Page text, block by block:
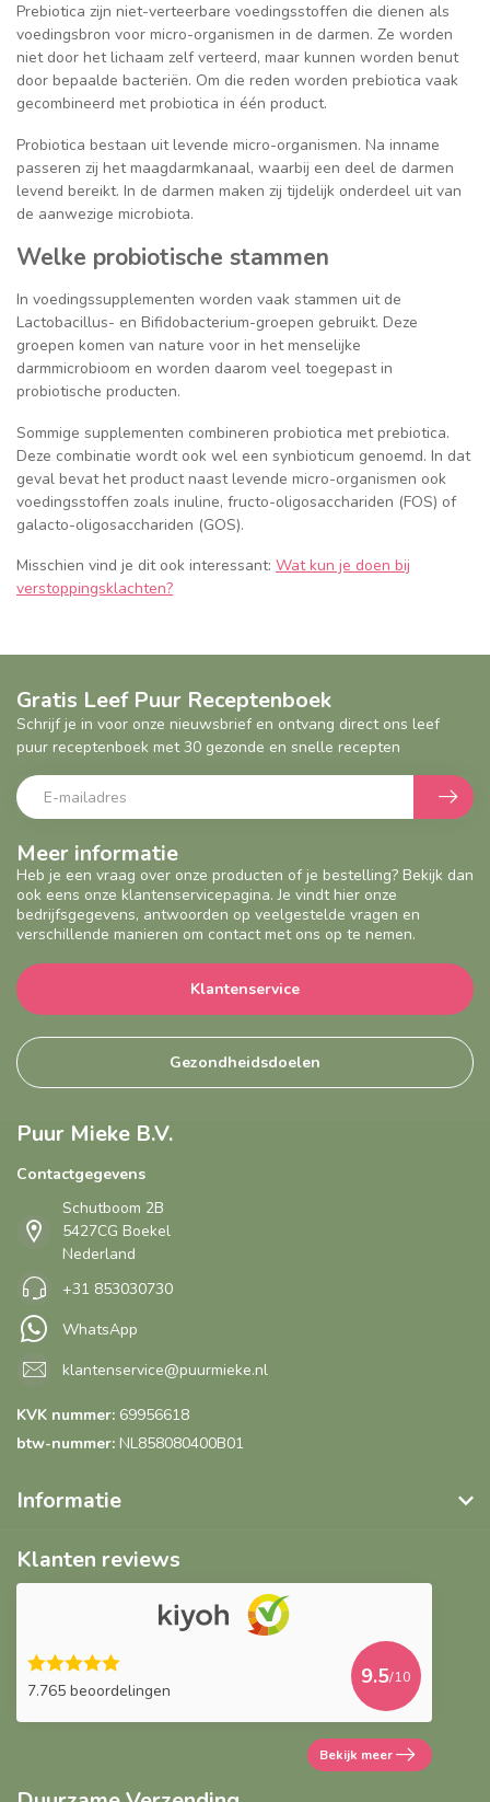
Prebiotica zijn niet-verteerbare voedingsstoffen die dienen als
voedingsbron voor micro-organismen in de darmen. Ze worden
niet door het lichaam zelf verteerd, maar kunnen worden benut
door bepaalde bacteriën. Om die reden worden prebiotica vaak
gecombineerd met probiotica in één product.
Probiotica bestaan uit levende micro-organismen. Na inname
passeren zij het maagdarmkanaal, waarbij een deel de darmen
levend bereikt. In de darmen maken zij tijdelijk onderdeel uit van
de aanwezige microbiota.
Welke probiotische stammen
In voedingssupplementen worden vaak stammen uit de
Lactobacillus- en Bifidobacterium-groepen gebruikt. Deze
groepen komen van nature voor in het menselijke
darmmicrobioom en worden daarom veel toegepast in
probiotische producten.
Sommige supplementen combineren probiotica met prebiotica.
Deze combinatie wordt ook wel een synbioticum genoemd. In dat
geval bevat het product naast levende micro-organismen ook
voedingsstoffen zoals inuline, fructo-oligosacchariden (FOS) of
galacto-oligosacchariden (GOS).
Misschien vind je dit ook interessant: Wat kun je doen bij
verstoppingsklachten?
Meer informatie
Heb je een vraag over onze producten of je bestelling? Bekijk dan
ook eens onze klantenservicepagina. Je vindt hier onze
bedrijfsgegevens, antwoorden op veelgestelde vragen en
verschillende manieren om contact met ons op te nemen.
Klantenservice
Gezondheidsdoelen
Gratis Leef Puur Receptenboek
Schrijf je in voor onze nieuwsbrief en ontvang direct ons leef
puur receptenboek met 30 gezonde en snelle recepten
Puur Mieke B.V.
Contactgegevens
Schutboom 2B
5427CG Boekel
Nederland
+31 853030730
WhatsApp
klantenservice@puurmieke.nl
KVK nummer: 69956618
btw-nummer: NL858080400B01
Informatie
Klanten reviews
7.765 beoordelingen
9.5/10
Bekijk meer